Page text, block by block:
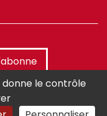
donne le contrôle